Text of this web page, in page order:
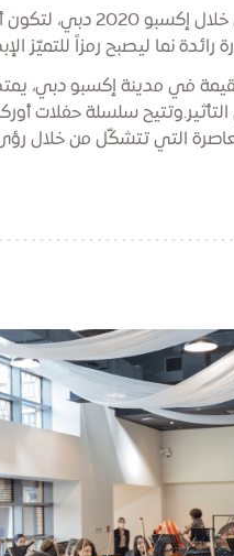
وُلدت أوركسترا
رائدة نما ليصبح رمزاً
في مدينة إكسبو دبي،
سلسلة حفلات
التي تتشكّل من خلال